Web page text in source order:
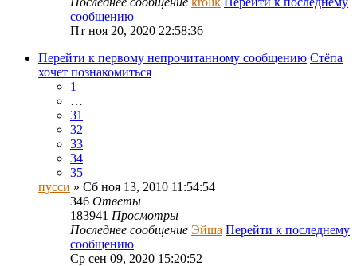
сообщению
Пт ноя 20, 2020 22:58:36
Перейти к первому непрочитанному сообщению Стёпа
хочет познакомиться
1
…
31
32
33
34
35
пусси » Сб ноя 13, 2010 11:54:54
346 Ответы
183941 Просмотры
Последнее сообщение Эйша Перейти к последнему
сообщению
Ср сен 09, 2020 15:20:52